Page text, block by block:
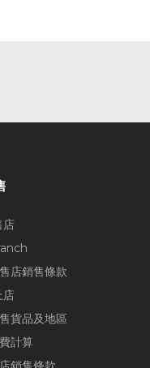
店
店銷售條款
店
貨品及地區
計算